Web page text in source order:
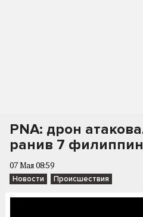
PNA: дрон
ранив 7
07 Мая 08:59
Новости Происшествия